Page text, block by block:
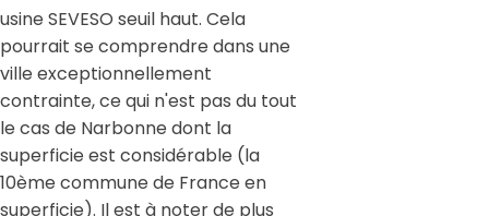
usine SEVESO seuil haut. Cela
pourrait se comprendre dans une
ville exceptionnellement
contrainte, ce qui n'est pas du tout
le cas de Narbonne dont la
superficie est considérable (la
10ème commune de France en
superficie). Il est à noter de plus